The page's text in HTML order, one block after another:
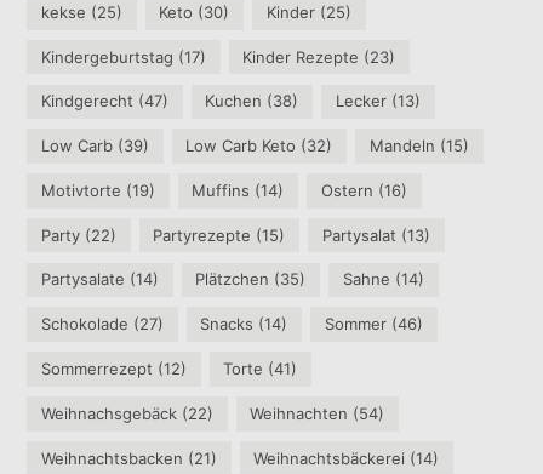
kekse (25) Keto (30) Kinder(25)
Kindergeburtstag (17) Kinder Rezepte (23)
Kindgerecht (47) Kuchen (38) Lecker(13)
Low Carb (39) Low Carb Keto (32) Mandeln (15)
Motivtorte (19) Muffins (14) Ostern (16)
Party (22) Partyrezepte (15) Partysalat (13)
Partysalate (14) Plätzchen (35) Sahne (14)
Schokolade (27) Snacks (14) Sommer(46)
Sommerrezept (12) Torte (41)
Weihnachsgebäck (22) Weihnachten (54)
Weihnachtsbacken (21) Weihnachtsbäckerei (14)